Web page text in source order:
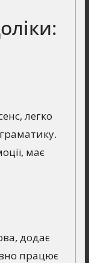
легко
має
додає
працює